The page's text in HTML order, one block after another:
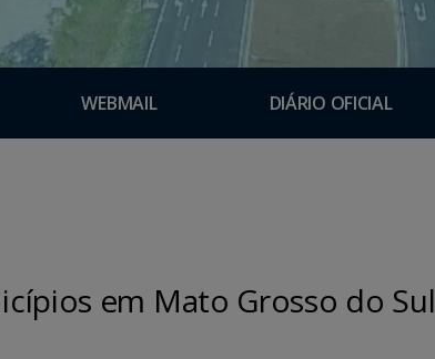
WEBMAIL DIÁRIO OFICIAL
em Mato Grosso do Sul